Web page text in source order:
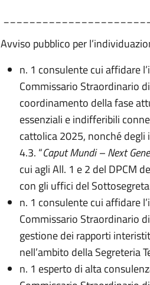
Avviso pubblico per
n. 1 consulente cui affidare
Commissario Straordinario
coordinamento della fase
essenziali e indifferibili
cattolica 2025, nonché
4.3. “Caput Mundi – Next
cui agli All. 1 e 2 del DPCM
con gli uffici del
n. 1 consulente cui affidare
Commissario Straordinario
gestione dei rapporti
nell’ambito della Segreteria
n. 1 esperto di alta